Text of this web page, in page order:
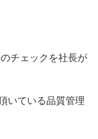
チェックを社長が
いている品質管理